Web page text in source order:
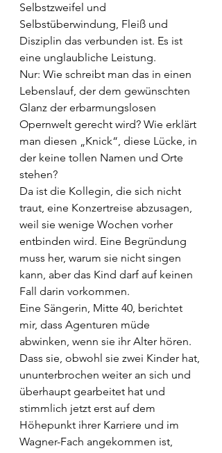
Selbstzweifel und
Selbstüberwindung, Fleiß und
Disziplin das verbunden ist. Es ist
eine unglaubliche Leistung.
Nur: Wie schreibt man das in einen
Lebenslauf, der dem gewünschten
Glanz der erbarmungslosen
Opernwelt gerecht wird? Wie erklärt
man diesen „Knick“, diese Lücke, in
der keine tollen Namen und Orte
stehen?
Da ist die Kollegin, die sich nicht
traut, eine Konzertreise abzusagen,
weil sie wenige Wochen vorher
entbinden wird. Eine Begründung
muss her, warum sie nicht singen
kann, aber das Kind darf auf keinen
Fall darin vorkommen.
Eine Sängerin, Mitte 40, berichtet
mir, dass Agenturen müde
abwinken, wenn sie ihr Alter hören.
Dass sie, obwohl sie zwei Kinder hat,
ununterbrochen weiter an sich und
überhaupt gearbeitet hat und
stimmlich jetzt erst auf dem
Höhepunkt ihrer Karriere und im
Wagner-Fach angekommen ist,